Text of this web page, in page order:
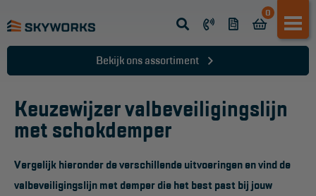
0
Opsteek ladder
Schuifladder
Telescopische ladder
Dakladder
Ladder accessoires
Ladder onderdelen
Bekijk ons assortiment
Keuzewijzer valbeveiligingslijn
met schokdemper
Vergelijk hieronder de verschillende uitvoeringen en vind de
valbeveiligingslijn met demper die het best past bij jouw